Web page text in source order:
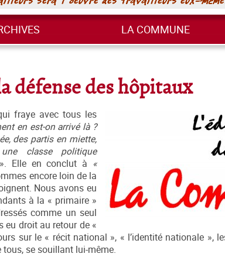
LA COMMUNE
défense des hôpitaux
fraye avec tous les
en est-on arrivé là ?
des partis en miette,
classe politique
Elle en conclut à «
encore loin de la
Nous avons eu
à la « primaire »
comme un seul
eu droit au retour de «
sur le « récit national », « l’identité nationale »,
tous, se souillant lui-même.